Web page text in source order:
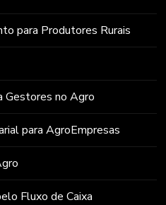
para Produtores Rurais
Gestores no Agro
para AgroEmpresas
Fluxo de Caixa